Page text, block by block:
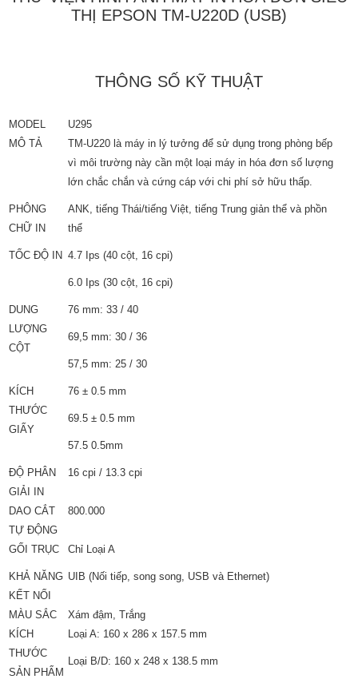
THỊ EPSON TM-U220D (USB)
THÔNG SỐ KỸ THUẬT
MODEL
U295
MÔ TẢ
TM-U220 là máy in lý tưởng để sử dụng trong phòng bếp
vì môi trường này cần một loại máy in hóa đơn số lượng
lớn chắc chắn và cứng cáp với chi phí sở hữu thấp.
PHÔNG
CHỮ IN
ANK, tiếng Thái/tiếng Việt, tiếng Trung giản thể và phồn
thể
TỐC ĐỘ IN 4.7 Ips (40 cột, 16 cpi)
6.0 Ips (30 cột, 16 cpi)
DUNG
LƯỢNG
CỘT
76 mm: 33 / 40
69,5 mm: 30 / 36
57,5 mm: 25 / 30
KÍCH
THƯỚC
GIẤY
76 ± 0.5 mm
69.5 ± 0.5 mm
57.5 0.5mm
ĐỘ PHÂN
GIẢI IN
16 cpi / 13.3 cpi
DAO CẮT
TỰ ĐỘNG
800.000
GỐI TRỤC Chỉ Loại A
KHẢ NĂNG
KẾT NỐI
UIB (Nối tiếp, song song, USB và Ethernet)
MÀU SẮC
Xám đậm, Trắng
KÍCH
THƯỚC
SẢN PHẨM
Loại A: 160 x 286 x 157.5 mm
Loại B/D: 160 x 248 x 138.5 mm